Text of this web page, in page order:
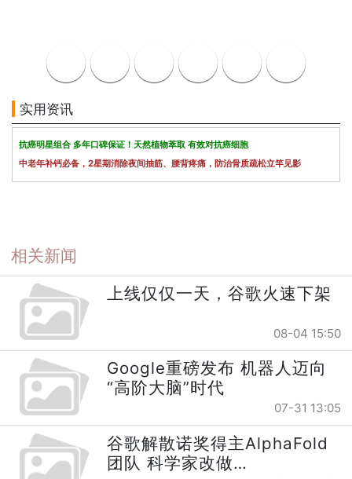
实用资讯
抗癌明星组合 多年口碑保证！天然植物萃取 有效对抗癌细胞
中老年补钙必备，2星期消除夜间抽筋、腰背疼痛，防治骨质疏松立竿见影
相关新闻
上线仅仅一天，谷歌火速下架
08-04 15:50
Google重磅发布 机器人迈向
“高阶大脑”时代
07-31 13:05
谷歌解散诺奖得主AlphaFold
团队 科学家改做…